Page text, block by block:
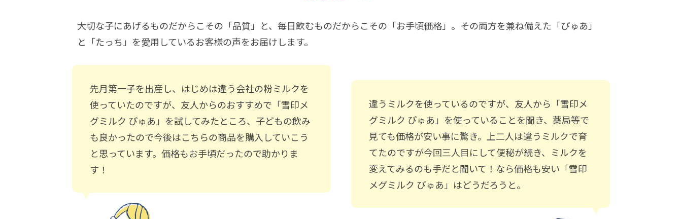
大切な子にあげるものだからこその「品質」と、毎日飲むものだからこその「お手頃価格」。その両方を兼ね備えた「ぴゅあ」
と「たっち」を愛用しているお客様の声をお届けします。
先月第一子を出産し、はじめは違う会社の粉ミルクを
使っていたのですが、友人からのおすすめで「雪印メ
グミルク ぴゅあ」を試してみたところ、子どもの飲み
も良かったので今後はこちらの商品を購入していこう
と思っています。価格もお手頃だったので助かりま
す！
違うミルクを使っているのですが、友人から「雪印メ
グミルク ぴゅあ」を使っていることを聞き、薬局等で
見ても価格が安い事に驚き。上二人は違うミルクで育
てたのですが今回三人目にして便秘が続き、ミルクを
変えてみるのも手だと聞いて！なら価格も安い「雪印
メグミルク ぴゅあ」はどうだろうと。